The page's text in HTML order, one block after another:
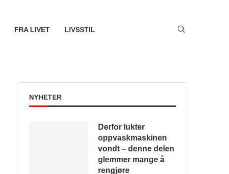
FRA LIVET LIVSSTIL
NYHETER
Derfor lukter
oppvaskmaskinen
vondt – denne delen
glemmer mange å
rengjøre